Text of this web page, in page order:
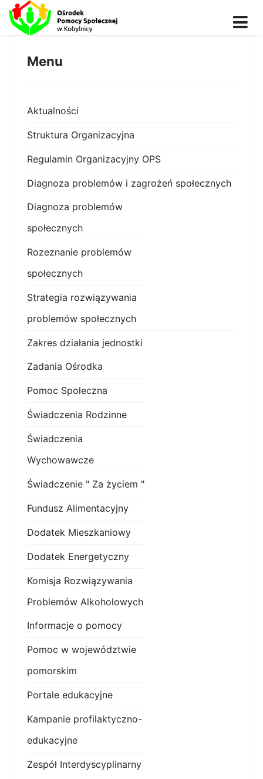
Menu
Aktualności
Struktura Organizacyjna
Regulamin Organizacyjny OPS
Diagnoza problemów i zagrożeń społecznych
Diagnoza problemów
społecznych
Rozeznanie problemów
społecznych
Strategia rozwiązywania
problemów społecznych
Zakres działania jednostki
Zadania Ośrodka
Pomoc Społeczna
Świadczenia Rodzinne
Świadczenia
Wychowawcze
Świadczenie " Za życiem "
Fundusz Alimentacyjny
Dodatek Mieszkaniowy
Dodatek Energetyczny
Komisja Rozwiązywania
Problemów Alkoholowych
Informacje o pomocy
Pomoc w województwie
pomorskim
Portale edukacyjne
Kampanie profilaktyczno-
edukacyjne
Zespół Interdyscyplinarny